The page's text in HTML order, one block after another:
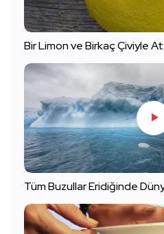
Bir Limon ve Birkaç Çiviyle
Tüm Buzullar Eridiğinde